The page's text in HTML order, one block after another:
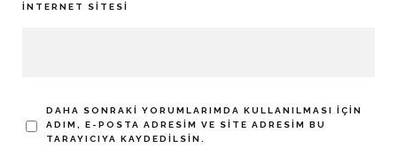
İNTERNET SITESI
DAHA SONRAKI YORUMLARIMDA KULLANILMASI IÇIN
ADIM, E-POSTA ADRESIM VE SITE ADRESIM BU
TARAYICIYA KAYDEDILSIN.